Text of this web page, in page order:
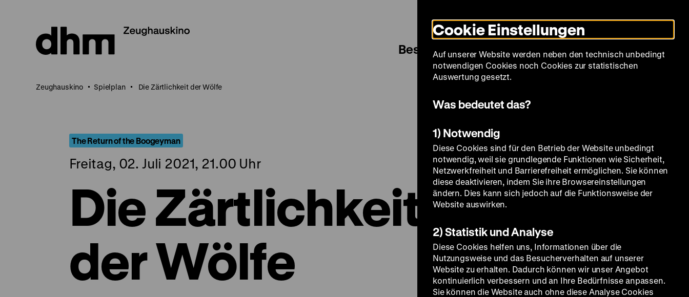
Seiteninhalt
springen
Modus
umschalten
Sprache
Besuch Spielplan Filmreihen Über uns
Zeughauskino Spielplan Die Zärtlichkeit der Wölfe
The Return of the Boogeyman
Freitag, 02. Juli 2021, 21.00 Uhr
Die Zärtlichkeit
der Wölfe
Cookie Einstellungen
Auf unserer Website werden neben den technisch unbedingt
notwendigen Cookies noch Cookies zur statistischen
Auswertung gesetzt.
Was bedeutet das?
1) Notwendig
Diese Cookies sind für den Betrieb der Website unbedingt
notwendig, weil sie grundlegende Funktionen wie Sicherheit,
Netzwerkfreiheit und Barrierefreiheit ermöglichen. Sie können
diese deaktivieren, indem Sie ihre Browsereinstellungen
ändern. Dies kann sich jedoch auf die Funktionsweise der
Website auswirken.
2) Statistik und Analyse
Diese Cookies helfen uns, Informationen über die
Nutzungsweise und das Besucherverhalten auf unserer
Website zu erhalten. Dadurch können wir unser Angebot
kontinuierlich verbessern und an Ihre Bedürfnisse anpassen.
Sie können die Website auch ohne diese Analyse Cookies